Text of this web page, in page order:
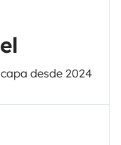
desde 2024